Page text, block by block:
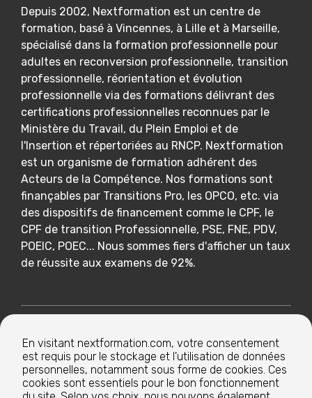
Depuis 2002, Nextformation est un centre de
formation, basé à Vincennes, à Lille et à Marseille,
spécialisé dans la formation professionnelle pour
adultes en reconversion professionnelle, transition
professionnelle, réorientation et évolution
professionnelle via des formations délivrant des
certifications professionnelles reconnues par le
Ministère du Travail, du Plein Emploi et de
l'Insertion et répertoriées au RNCP. Nextformation
est un organisme de formation adhérent des
Acteurs de la Compétence. Nos formations sont
finançables par Transitions Pro, les OPCO, etc. via
des dispositifs de financement comme le CPF, le
CPF de transition Professionnelle, PSE, FNE, PDV,
POEIC, POEC... Nous sommes fiers d'afficher un taux
de réussite aux examens de 92%.
Nos formations
En visitant nextformation.com, votre consentement
est requis pour le stockage et l'utilisation de données
personnelles, notamment sous forme de cookies. Ces
cookies sont essentiels pour le bon fonctionnement